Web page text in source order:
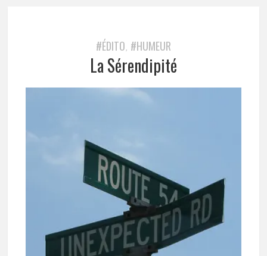
#ÉDITO, #HUMEUR
La Sérendipité